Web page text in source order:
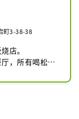
町3-38-38
店。
，所有喝松阪